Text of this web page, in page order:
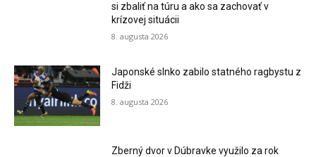
si zbaliť na túru a ako sa zachovať v
krízovej situácii
8. augusta 2026
Japonské slnko zabilo statného ragbystu z
Fidži
8. augusta 2026
Zberný dvor v Dúbravke využilo za rok